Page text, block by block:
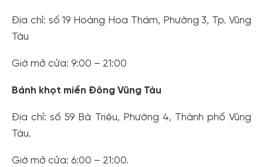
Địa chỉ: số 19 Hoàng Hoa Thám, Phường 3, Tp. Vũng
Tàu
Giờ mở cửa: 9:00 – 21:00
Bánh khọt miền Đông Vũng Tàu
Địa chỉ: số 59 Bà Triệu, Phường 4, Thành phố Vũng
Tàu.
Giờ mở cửa: 6:00 – 21:00.